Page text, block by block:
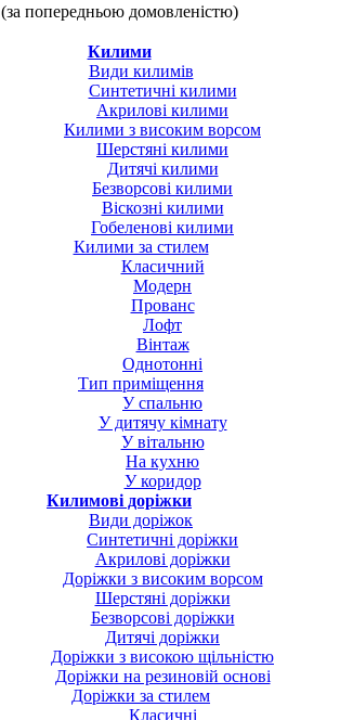
(за попередньою домовленістю)
Килими
Види килимів
Синтетичні килими
Акрилові килими
Килими з високим ворсом
Шерстяні килими
Дитячі килими
Безворсові килими
Віскозні килими
Гобеленові килими
Килими за стилем
Класичний
Модерн
Прованс
Лофт
Вінтаж
Однотонні
Тип приміщення
У спальню
У дитячу кімнату
У вітальню
На кухню
У коридор
Килимові доріжки
Види доріжок
Синтетичні доріжки
Акрилові доріжки
Доріжки з високим ворсом
Шерстяні доріжки
Безворсові доріжки
Дитячі доріжки
Доріжки з високою щільністю
Доріжки на резиновій основі
Доріжки за стилем
Класичні